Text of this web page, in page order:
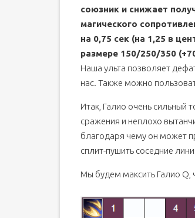
союзник и снижает
магического
на 0,75 сек (на 1,25 в
размере 150/250/350
Наша ульта позволяет
нас. Также можно
Итак, Галио очень сильный
сражения и неплохо
благодаря чему он может
сплит-пушить соседние
Мы будем максить Галио Q,